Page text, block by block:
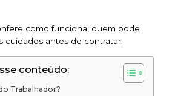
como funciona, quem pode
cuidados antes de contratar.
conteúdo:
Trabalhador?